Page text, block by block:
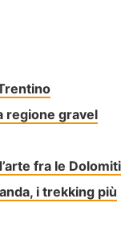
regione gravel
fra le Dolomiti
i trekking più